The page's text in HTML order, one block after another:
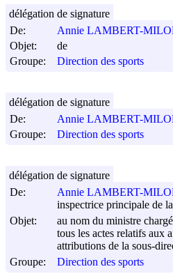
De:
Annie LAMBERT-
Objet:
de
Groupe:
Direction des sports
délégation de signature
De:
Annie LAMBERT-
Groupe:
Direction des sports
délégation de signature
De:
Annie LAMBERT-
inspectrice principale de
Objet:
au nom du ministre
tous les actes relatifs aux
attributions de la sous-
Groupe:
Direction des sports
délégation de signature